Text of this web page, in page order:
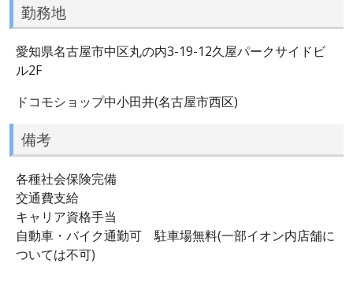
勤務地
愛知県名古屋市中区丸の内3-19-12久屋パークサイドビ
ル2F
ドコモショップ中小田井(名古屋市西区)
備考
各種社会保険完備
交通費支給
キャリア資格手当
自動車・バイク通勤可 駐車場無料(一部イオン内店舗に
ついては不可)